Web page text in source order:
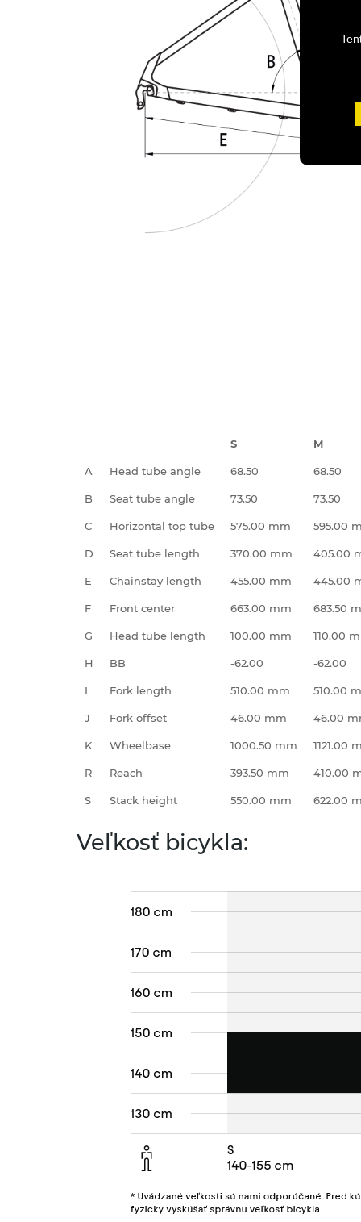
S M
A Head tube angle 68.50 68.50
B Seat tube angle 73.50 73.50
C Horizontal top tube 575.00 mm 595.00
D Seat tube length 370.00 mm 405.00
E Chainstay length 455.00 mm 445.00
F Front center 663.00 mm 683.50
G Head tube length 100.00 mm 110.00
H BB -62.00 -62.00
I Fork length 510.00 mm 510.00
J Fork offset 46.00 mm 46.00
K Wheelbase 1000.50 mm 1121.00
R Reach 393.50 mm 410.00
S Stack height 550.00 mm 622.00
Veľkosť bicykla: